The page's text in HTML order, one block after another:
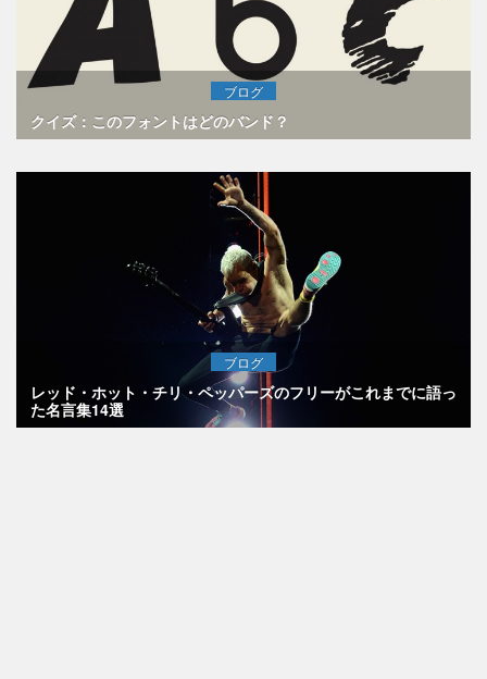
ブログ
クイズ：このフォントはどのバンド？
ブログ
レッド・ホット・チリ・ペッパーズのフリーがこれまでに語っ
た名言集14選